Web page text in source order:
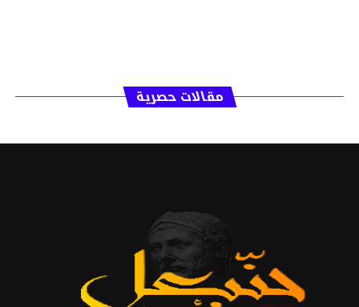
مقالات حصرية